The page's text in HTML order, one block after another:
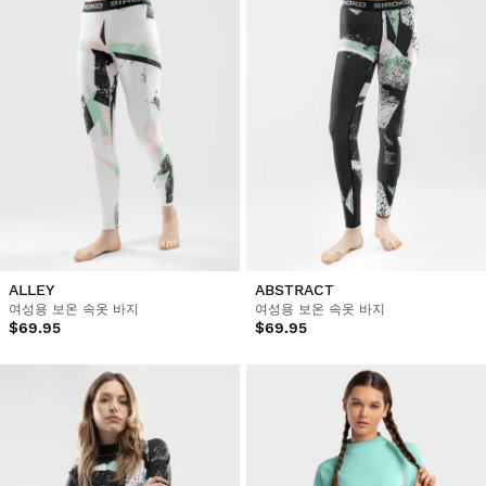
ALLEY
여성용 보온 속옷 바지
$69.95
ABSTRACT
여성용 보온 속옷 바지
$69.95